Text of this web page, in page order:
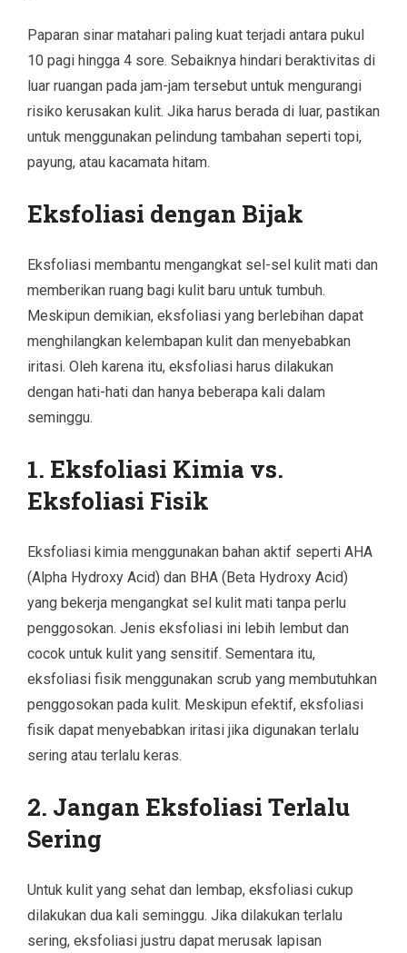
Paparan sinar matahari paling kuat terjadi antara pukul
10 pagi hingga 4 sore. Sebaiknya hindari beraktivitas di
luar ruangan pada jam-jam tersebut untuk mengurangi
risiko kerusakan kulit. Jika harus berada di luar, pastikan
untuk menggunakan pelindung tambahan seperti topi,
payung, atau kacamata hitam.
Eksfoliasi dengan Bijak
Eksfoliasi membantu mengangkat sel-sel kulit mati dan
memberikan ruang bagi kulit baru untuk tumbuh.
Meskipun demikian, eksfoliasi yang berlebihan dapat
menghilangkan kelembapan kulit dan menyebabkan
iritasi. Oleh karena itu, eksfoliasi harus dilakukan
dengan hati-hati dan hanya beberapa kali dalam
seminggu.
1. Eksfoliasi Kimia vs.
Eksfoliasi Fisik
Eksfoliasi kimia menggunakan bahan aktif seperti AHA
(Alpha Hydroxy Acid) dan BHA (Beta Hydroxy Acid)
yang bekerja mengangkat sel kulit mati tanpa perlu
penggosokan. Jenis eksfoliasi ini lebih lembut dan
cocok untuk kulit yang sensitif. Sementara itu,
eksfoliasi fisik menggunakan scrub yang membutuhkan
penggosokan pada kulit. Meskipun efektif, eksfoliasi
fisik dapat menyebabkan iritasi jika digunakan terlalu
sering atau terlalu keras.
2. Jangan Eksfoliasi Terlalu
Sering
Untuk kulit yang sehat dan lembap, eksfoliasi cukup
dilakukan dua kali seminggu. Jika dilakukan terlalu
sering, eksfoliasi justru dapat merusak lapisan